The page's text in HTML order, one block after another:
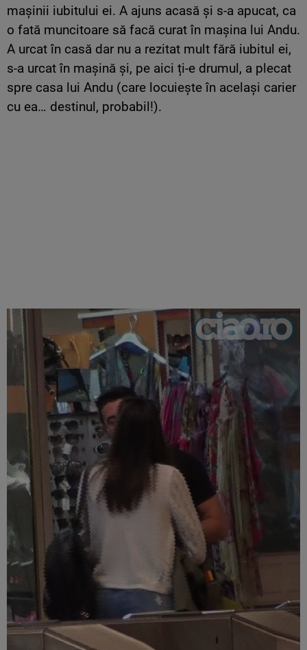
mașinii iubitului ei. A ajuns acasă și s-a apucat, ca
o fată muncitoare să facă curat în mașina lui Andu.
A urcat în casă dar nu a rezitat mult fără iubitul ei,
s-a urcat în mașină și, pe aici ți-e drumul, a plecat
spre casa lui Andu (care locuiește în același carier
cu ea… destinul, probabil!).